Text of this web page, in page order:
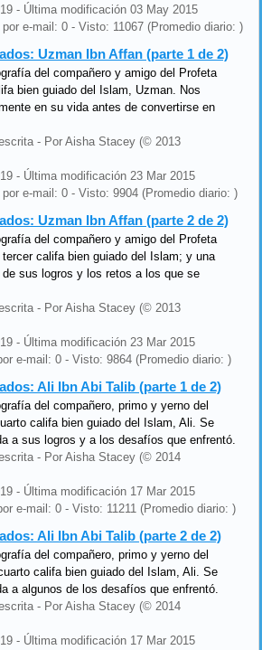
- Última modificación 03 May 2015
por e-mail: 0 - Visto: 11067 (Promedio diario: )
Uzman Ibn Affan (parte 1 de 2)
del compañero y amigo del Profeta
bien guiado del Islam, Uzman. Nos
en su vida antes de convertirse en
- Por Aisha Stacey (© 2013
- Última modificación 23 Mar 2015
por e-mail: 0 - Visto: 9904 (Promedio diario: )
Uzman Ibn Affan (parte 2 de 2)
del compañero y amigo del Profeta
califa bien guiado del Islam; y una
de sus logros y los retos a los que se
- Por Aisha Stacey (© 2013
- Última modificación 23 Mar 2015
e-mail: 0 - Visto: 9864 (Promedio diario: )
Ali Ibn Abi Talib (parte 1 de 2)
del compañero, primo y yerno del
califa bien guiado del Islam, Ali. Se
a sus logros y a los desafíos que enfrentó.
- Por Aisha Stacey (© 2014
- Última modificación 17 Mar 2015
e-mail: 0 - Visto: 11211 (Promedio diario: )
Ali Ibn Abi Talib (parte 2 de 2)
del compañero, primo y yerno del
califa bien guiado del Islam, Ali. Se
a algunos de los desafíos que enfrentó.
- Por Aisha Stacey (© 2014
- Última modificación 17 Mar 2015